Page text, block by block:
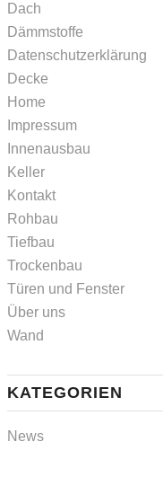
Dach
Dämmstoffe
Datenschutzerklärung
Decke
Home
Impressum
Innenausbau
Keller
Kontakt
Rohbau
Tiefbau
Trockenbau
Türen und Fenster
Über uns
Wand
KATEGORIEN
News